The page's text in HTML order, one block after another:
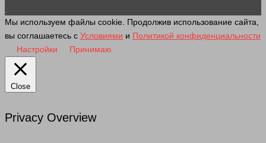
Мы используем файлы cookie. Продолжив использование сайта,
вы соглашаетесь с Условиями и Политикой конфиденциальности
Настройки
Принимаю
Close
Privacy Overview